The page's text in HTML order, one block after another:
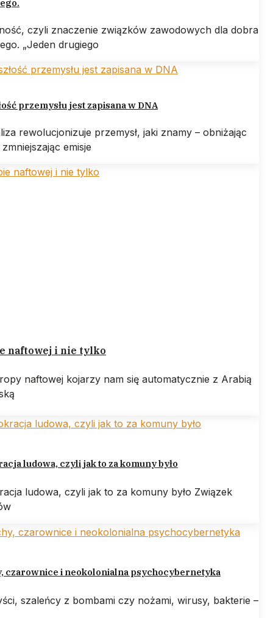
czyli znaczenie związków zawodowych dla dobra
„Jeden drugiego
przemysłu jest zapisana w DNA
rewolucjonizuje przemysł, jaki znamy – obniżając
emisje
naftowej i nie tylko
naftowej kojarzy nam się automatycznie z Arabią
ludowa, czyli jak to za komuny było
ludowa, czyli jak to za komuny było Związek
czarownice i neokolonialna psychocybernetyka
szaleńcy z bombami czy nożami, wirusy, bakterie –